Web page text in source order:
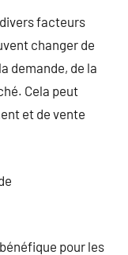
facteurs
changer de
demande, de la
Cela peut
et de vente
pour les